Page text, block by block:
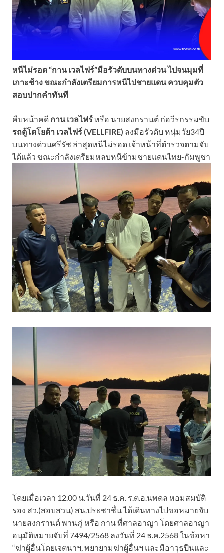
หนีไม่รอด “กาน เวลไฟร์”มือรัวดับบนทางด่วน ไปจนมุมที่
เกาะช้าง ขณะกำลังเตรียมการหนีไปชายแดน ควบคุมตัว
สอบปากคำทันที
คืบหน้าคดี กาน เวลไฟร์หรือ นายสงกรานต์ ก่อวีรกรรมขับ
รถตู้โตโยต้า เวลไฟร์ (VELLFIRE) ลงมือรัวดับ หนุ่มวัย34ปี
บนทางด่วนศรีรัช ล่าสุดหนีไม่รอด เจ้าหน้าที่ตำรวจตามจับ
ได้แล้ว ขณะกำลังเตรียมหลบหนีข้ามชายแดนไทย-กัมพูชา
โดยเมื่อเวลา 12.00 น.วันที่ 24 ธ.ค. ร.ต.อ.นพดล หอมสมบัติ
รอง สว.(สอบสวน) สน.ประชาชื่น ได้เดินทางไปขอหมายจับ
นายสงกรานต์ พานภู่ หรือ กาน ที่ศาลอาญา โดยศาลอาญา
อนุมัติหมายจับที่ 7494/2568 ลงวันที่ 24 ธ.ค.2568 ในข้อหา
“ฆ่าผู้อื่นโดยเจตนาฯ, พยายามฆ่าผู้อื่นฯ และมีอาวุธปืนและ